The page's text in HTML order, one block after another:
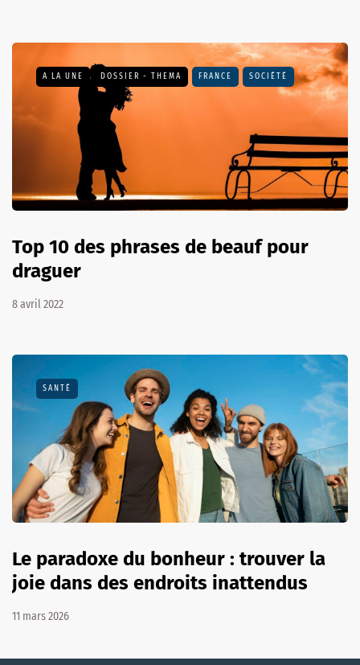
A LA UNE DOSSIER - THEMA FRANCE SOCIÉTÉ
Top 10 des phrases de beauf pour
draguer
8 avril 2022
SANTÉ
Le paradoxe du bonheur : trouver la
joie dans des endroits inattendus
11 mars 2026